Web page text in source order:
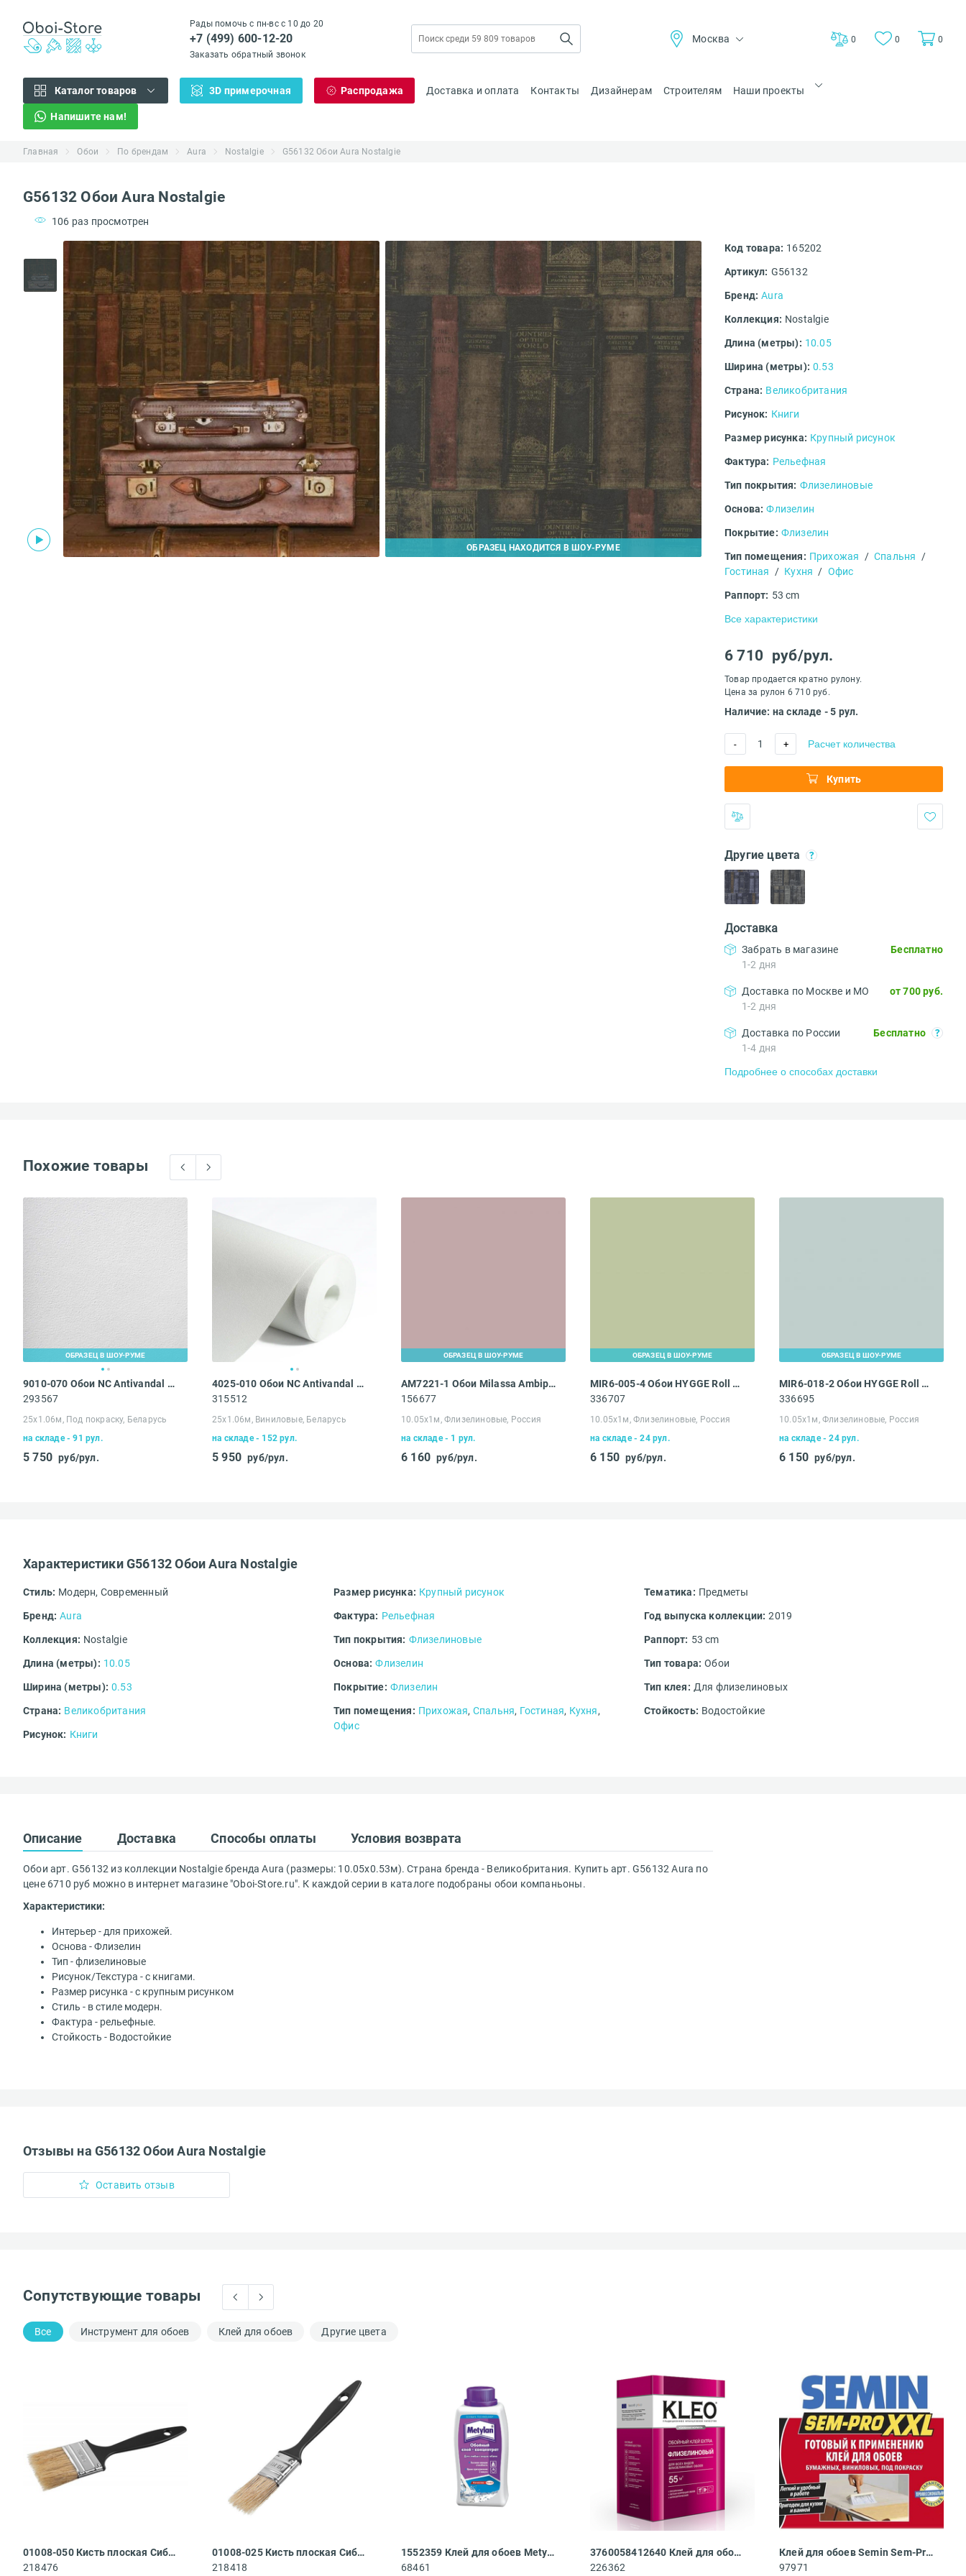
Рады помочь с пн-вс с 10 до 20
+7 (499) 600-12-20
Заказать обратный звонок
Москва 0 0 0
Каталог товаров 3D примерочная Распродажа Доставка и оплата Контакты Дизайнерам Строителям Наши проекты
Напишите нам!
Главная Обои По брендам Aura Nostalgie G56132 Обои Aura Nostalgie
G56132 Обои Aura Nostalgie
106 раз просмотрен
ОБРАЗЕЦ НАХОДИТСЯ В ШОУ-РУМЕ
Код товара: 165202
Артикул: G56132
Бренд: Aura
Коллекция: Nostalgie
Длина (метры): 10.05
Ширина (метры): 0.53
Страна: Великобритания
Рисунок: Книги
Размер рисунка: Крупный рисунок
Фактура: Рельефная
Тип покрытия: Флизелиновые
Основа: Флизелин
Покрытие: Флизелин
Тип помещения: Прихожая / Спальня
/
Гостиная
/ Кухня / Офис
Раппорт: 53 cm
Все характеристики
6 710 руб/рул.
Товар продается кратно рулону.
Цена за рулон 6 710 руб.
Наличие: на складе - 5 рул.
- 1 + Расчет количества
Купить
Другие цвета
Доставка
Забрать в магазине
1-2 дня
Бесплатно
Доставка по Москве и МО
1-2 дня
от 700 руб.
Доставка по России
1-4 дня
Бесплатно
Подробнее о способах доставки
Похожие товары
ОБРАЗЕЦ В ШОУ-РУМЕ
9010-070 Обои NC Antivandal Тисненный флизелин
293567
25х1.06м, Под покраску, Беларусь
на складе - 91 рул.
5 750 руб/рул.
4025-010 Обои NC Antivandal Color
315512
25х1.06м, Виниловые, Беларусь
на складе - 152 рул.
5 950 руб/рул.
ОБРАЗЕЦ В ШОУ-РУМЕ
AM7221-1 Обои Milassa Ambiplain
156677
10.05х1м, Флизелиновые, Россия
на складе - 1 рул.
6 160 руб/рул.
ОБРАЗЕЦ В ШОУ-РУМЕ
MIR6-005-4 Обои HYGGE Roll Made in Russia
336707
10.05х1м, Флизелиновые, Россия
на складе - 24 рул.
6 150 руб/рул.
ОБРАЗЕЦ В ШОУ-РУМЕ
MIR6-018-2 Обои HYGGE Roll Made in Russia
336695
10.05х1м, Флизелиновые, Россия
на складе - 24 рул.
6 150 руб/рул.
Характеристики G56132 Обои Aura Nostalgie
Стиль: Модерн, Современный
Бренд: Aura
Коллекция: Nostalgie
Длина (метры): 10.05
Ширина (метры): 0.53
Страна: Великобритания
Рисунок: Книги
Размер рисунка: Крупный рисунок
Фактура: Рельефная
Тип покрытия: Флизелиновые
Основа: Флизелин
Покрытие: Флизелин
Тип помещения: Прихожая, Спальня, Гостиная, Кухня,
Офис
Тематика: Предметы
Год выпуска коллекции: 2019
Раппорт: 53 cm
Тип товара: Обои
Тип клея: Для флизелиновых
Стойкость: Водостойкие
Описание Доставка Способы оплаты Условия возврата
Обои арт. G56132 из коллекции Nostalgie бренда Aura (размеры: 10.05х0.53м). Страна бренда - Великобритания. Купить арт. G56132 Aura по
цене 6710 руб можно в интернет магазине "Oboi-Store.ru". К каждой серии в каталоге подобраны обои компаньоны.
Характеристики:
Интерьер - для прихожей.
Основа - Флизелин
Тип - флизелиновые
Рисунок/Текстура - с книгами.
Размер рисунка - с крупным рисунком
Стиль - в стиле модерн.
Фактура - рельефные.
Стойкость - Водостойкие
Отзывы на G56132 Обои Aura Nostalgie
Оставить отзыв
Сопутствующие товары
Все Инструмент для обоев Клей для обоев Другие цвета
01008-050 Кисть плоская Сибин
218476
01008-025 Кисть плоская Сибин
218418
1552359 Клей для обоев Metylan Концентрат 100 универсальный 0.5 кг
68461
3760058412640 Клей для обоев Kleo EXTRA 55 флизелиновый 380 г
226362
Клей для обоев Semin Sem-Pro XXL 1 кг
97971
Вам понравился сервис?*
Ваше имя*
Добавить изображение
Доставка осуществляется
Стоимость срочной доставки
Доставка за пределы МКАД
Что хотелось бы изменить?*
Введите код*